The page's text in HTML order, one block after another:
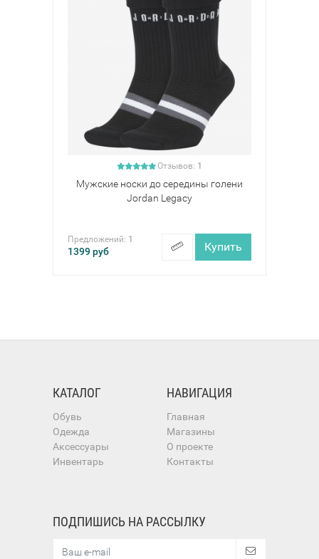
Отзывов: 1
Мужские носки до середины голени
Jordan Legacy
Предложений: 1
1399руб Купить
КАТАЛОГ
Обувь
Одежда
Аксессуары
Инвентарь
НАВИГАЦИЯ
Главная
Магазины
О проекте
Контакты
ПОДПИШИСЬ НА РАССЫЛКУ